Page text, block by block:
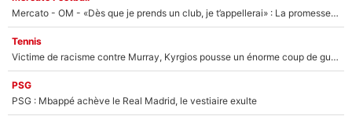
Mercato - OM - «Dès que je prends un club, je t’appellerai» : La promesse de Marcelino au moment de claquer la porte
Tennis
Victime de racisme contre Murray, Kyrgios pousse un énorme coup de gueule !
PSG
PSG : Mbappé achève le Real Madrid, le vestiaire exulte